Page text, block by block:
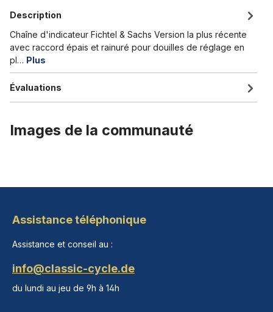
Description
Chaîne d'indicateur Fichtel & Sachs Version la plus récente
avec raccord épais et rainuré pour douilles de réglage en
pl… Plus
Évaluations
Images de la communauté
Assistance téléphonique
Assistance et conseil au :
info@classic-cycle.de
du lundi au jeu de 9h à 14h